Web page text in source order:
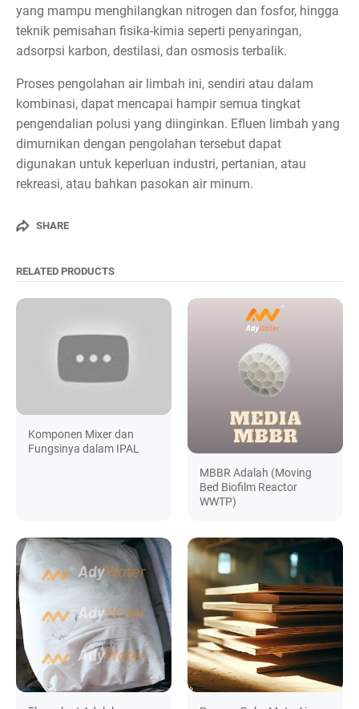
yang mampu menghilangkan nitrogen dan fosfor, hingga
teknik pemisahan fisika-kimia seperti penyaringan,
adsorpsi karbon, destilasi, dan osmosis terbalik.
Proses pengolahan air limbah ini, sendiri atau dalam
kombinasi, dapat mencapai hampir semua tingkat
pengendalian polusi yang diinginkan. Efluen limbah yang
dimurnikan dengan pengolahan tersebut dapat
digunakan untuk keperluan industri, pertanian, atau
rekreasi, atau bahkan pasokan air minum.
SHARE
RELATED PRODUCTS
Komponen Mixer dan
Fungsinya dalam IPAL
MBBR Adalah (Moving
Bed Biofilm Reactor
WWTP)